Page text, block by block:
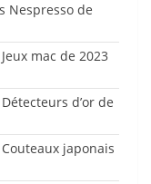
Nespresso de
mac de 2023
d’or de
japonais